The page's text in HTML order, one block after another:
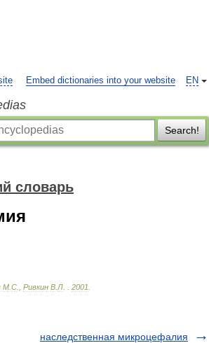
EN
Embed dictionaries into your website
Search!
словарь
М С Ривкин В Л 2001
наследственная микроцефалия